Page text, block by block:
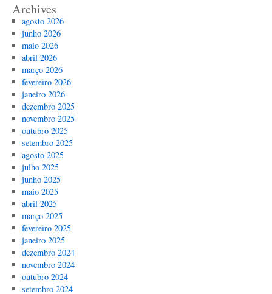
Archives
agosto 2026
junho 2026
maio 2026
abril 2026
março 2026
fevereiro 2026
janeiro 2026
dezembro 2025
novembro 2025
outubro 2025
setembro 2025
agosto 2025
julho 2025
junho 2025
maio 2025
abril 2025
março 2025
fevereiro 2025
janeiro 2025
dezembro 2024
novembro 2024
outubro 2024
setembro 2024